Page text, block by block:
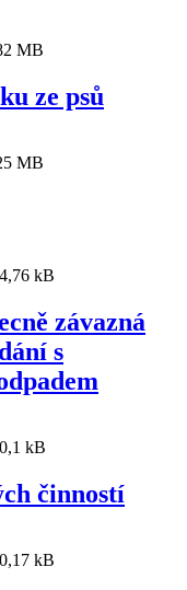
MB
ze psů
MB
kB
závazná
s
kB
činností
kB